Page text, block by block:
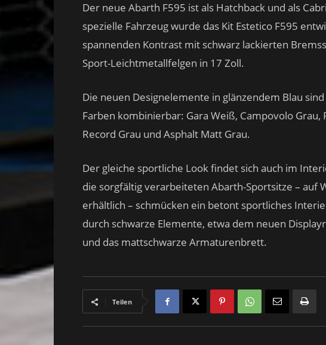
Der neue Abarth F595 ist als Hatchback und als
spezielle Fahrzeug wurde das Kit Estetico F595
spannenden Kontrast mit schwarz lackierten
Sport-Leichtmetallfelgen in 17 Zoll.
Die neuen Designelemente in glänzendem Blau
Farben kombinierbar: Gara Weiß, Campovolo Grau,
Record Grau und Asphalt Matt Grau.
Der gleiche sportliche Look findet sich auch im
die sorgfältig verarbeiteten Abarth-Sportsitze – auf
erhältlich – schmücken ein betont sportliches
durch schwarze Elemente, etwa dem neuen
und das mattschwarze Armaturenbrett.
Teilen